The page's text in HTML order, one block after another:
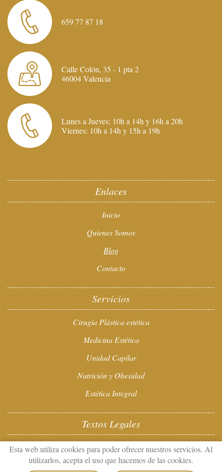
Esta web utiliza cookies para poder ofrecer nuestros servicios. Al
utilizarlos, acepta el uso que hacemos de las cookies.
659 77 87 18
Calle Colón, 35 - 1 pta 2
46004 Valencia
Lunes a Jueves: 10h a 14h y 16h a 20h
Viernes: 10h a 14h y 15h a 19h
Enlaces
Inicio
Quienes Somos
Blog
Contacto
Servicios
Cirugía Plástica estética
Medicina Estética
Unidad Capilar
Nutrición y Obesidad
Estética Integral
Textos Legales
Aviso Legal
Política Privacidad de Datos